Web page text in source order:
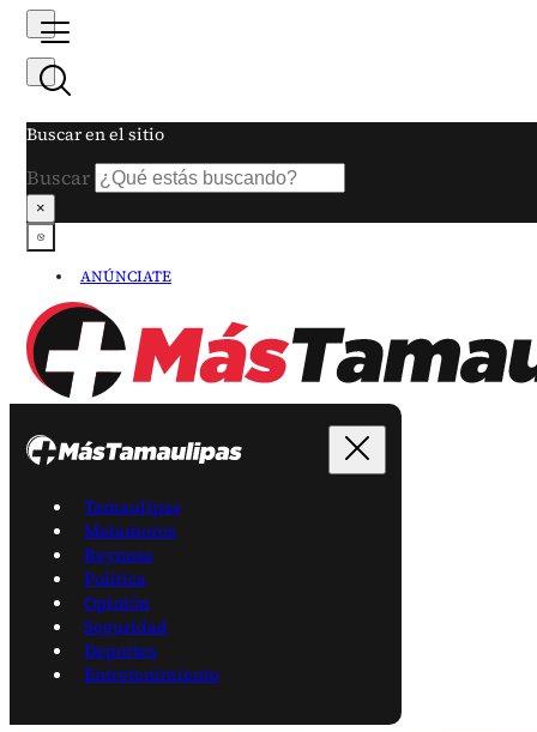
Buscar en el sitio
Buscar
×
ANÚNCIATE
Tamaulipas
Matamoros
Reynosa
Política
Opinión
Seguridad
Deportes
Entretenimiento